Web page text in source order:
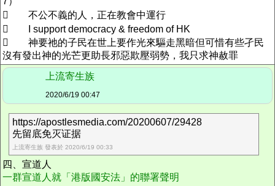
 不公不義的人，正在教會中運行
 I support democracy & freedom of HK
 神要祂的子民在世上要作光來驅走黑暗但可惜有些孑民
沒有發出神的光芒更助長邪惡欺壓弱勢，我只求神赦罪
上流寄生族
2020/6/19 00:47
https://apostlesmedia.com/20200607/29428
先留底免灭证据
上流寄生族 發表於 2020/6/19 00:33
四、宣道人
一群宣道人就「港版國安法」的聯署聲明